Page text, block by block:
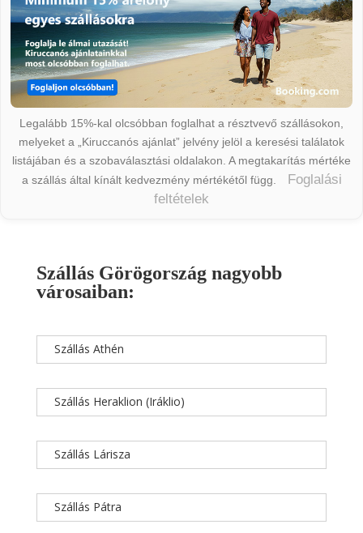
Legalább 15%-kal olcsóbban foglalhat a résztvevő szállásokon,
melyeket a „Kiruccanós ajánlat” jelvény jelöl a keresési találatok
listájában és a szobaválasztási oldalakon. A megtakarítás mértéke
a szállás által kínált kedvezmény mértékétől függ.
Foglalási
feltételek
Szállás Görögország nagyobb
városaiban:
Szállás Athén
Szállás Heraklion (Iráklio)
Szállás Lárisza
Szállás Pátra